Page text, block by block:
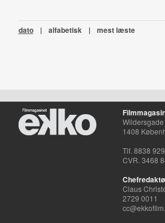
dato | alfabetisk | mest læste
1408
Tlf. 8838
CVR. 3468
Claus
2729 0011